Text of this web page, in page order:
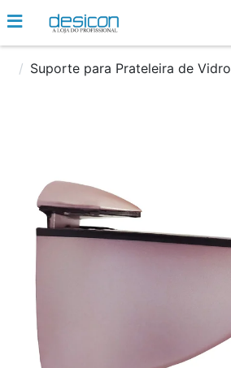
Suporte para Prateleira de Vidro